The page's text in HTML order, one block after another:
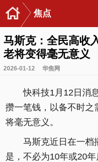
焦点
马斯克：全民高收
老将变得毫无意义
2026-01-12 华焦网
快科技1月12日消
攒一笔钱，以备不时之
将毫无意义。
马斯克近日在一档
是，不必为10年或20